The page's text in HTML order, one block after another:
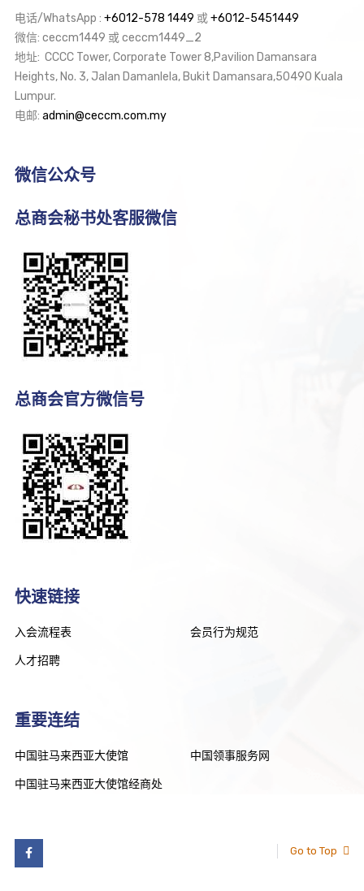
电话/WhatsApp : +6012-578 1449 或+6012-5451449
微信: ceccm1449 或 ceccm1449_2
地址: CCCC Tower, Corporate Tower 8,Pavilion Damansara
Heights, No. 3, Jalan Damanlela, Bukit Damansara,50490 Kuala
Lumpur.
电邮: admin@ceccm.com.my
微信公众号
总商会秘书处客服微信
总商会官方微信号
快速链接
入会流程表 会员行为规范
人才招聘
重要连结
中国驻马来西亚大使馆 中国领事服务网
中国驻马来西亚大使馆经商处
Go to Top